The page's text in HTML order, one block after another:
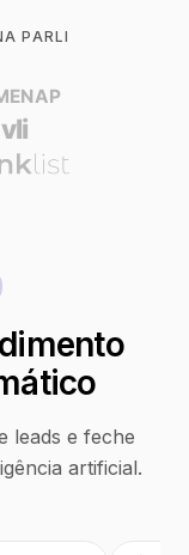
PARLI
leads e feche
artificial.